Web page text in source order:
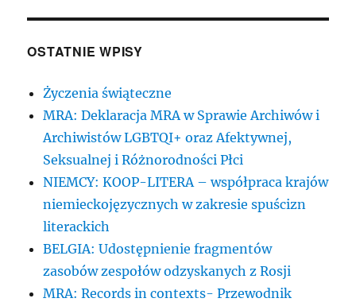
OSTATNIE WPISY
Życzenia świąteczne
MRA: Deklaracja MRA w Sprawie Archiwów i
Archiwistów LGBTQI+ oraz Afektywnej,
Seksualnej i Różnorodności Płci
NIEMCY: KOOP-LITERA – współpraca krajów
niemieckojęzycznych w zakresie spuścizn
literackich
BELGIA: Udostępnienie fragmentów
zasobów zespołów odzyskanych z Rosji
MRA: Records in contexts- Przewodnik